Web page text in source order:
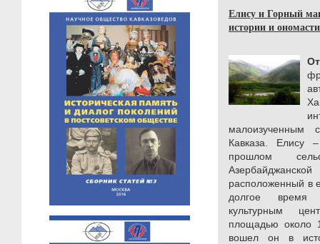
Елису и Горный
истории и
малоизученным
Кавказа. Елису
прошлом
расположенный в
долгое время
культурным
площадью около
вошел он в